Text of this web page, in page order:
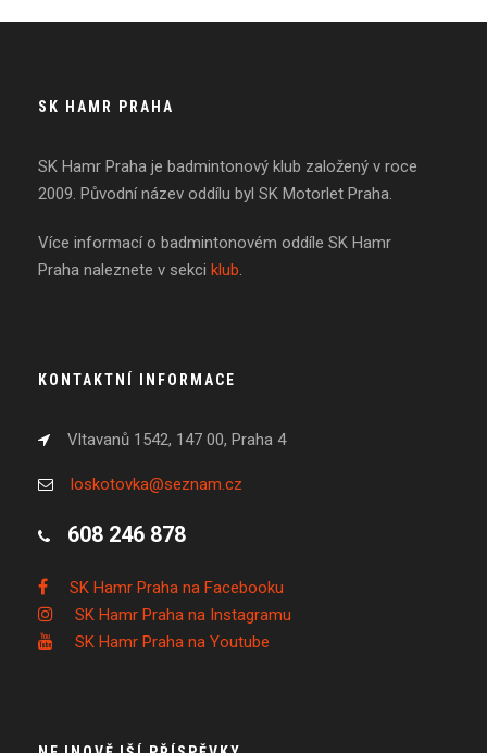
SK HAMR PRAHA
SK Hamr Praha je badmintonový klub založený v roce
2009. Původní název oddílu byl SK Motorlet Praha.
Více informací o badmintonovém oddíle SK Hamr
Praha naleznete v sekci klub.
KONTAKTNÍ INFORMACE
Vltavanů 1542, 147 00, Praha 4
loskotovka@seznam.cz
608 246 878
SK Hamr Praha na Facebooku
SK Hamr Praha na Instagramu
SK Hamr Praha na Youtube